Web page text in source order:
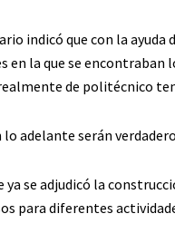
indicó que con la ayuda
en la que se
de politécnico
lo adelante serán
ya se adjudicó la
para diferentes